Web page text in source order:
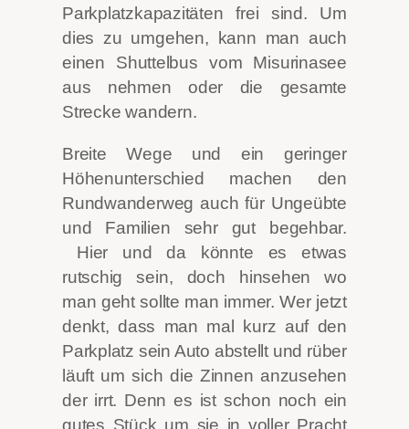
Parkplatzkapazitäten frei sind. Um
dies zu umgehen, kann man auch
einen Shuttelbus vom Misurinasee
aus nehmen oder die gesamte
Strecke wandern.
Breite Wege und ein geringer
Höhenunterschied machen den
Rundwanderweg auch für Ungeübte
und Familien sehr gut begehbar.
Hier und da könnte es etwas
rutschig sein, doch hinsehen wo
man geht sollte man immer. Wer jetzt
denkt, dass man mal kurz auf den
Parkplatz sein Auto abstellt und rüber
läuft um sich die Zinnen anzusehen
der irrt. Denn es ist schon noch ein
gutes Stück um sie in voller Pracht